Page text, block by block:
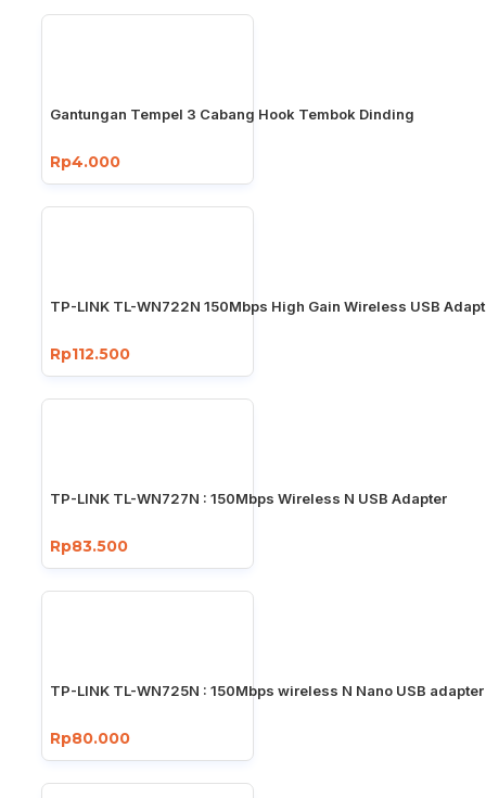
Gantungan Tempel 3 Cabang Hook Tembok Dinding
Rp4.000
TP-LINK TL-WN722N 150Mbps High Gain Wireless USB
Rp112.500
TP-LINK TL-WN727N : 150Mbps Wireless N USB Adapter
Rp83.500
TP-LINK TL-WN725N : 150Mbps wireless N Nano USB adapter
Rp80.000